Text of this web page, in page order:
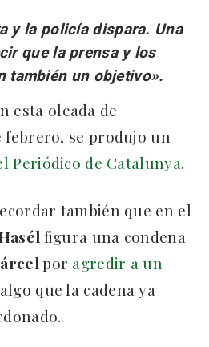
y la policía dispara. Una
que la prensa y los
también un objetivo».
esta oleada de
febrero, se produjo un
Periódico de Catalunya.
también que en el
figura una condena
por agredir a un
que la cadena ya